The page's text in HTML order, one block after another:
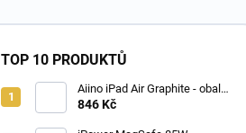
TOP 10 PRODUKTŮ
Aiino iPad Air Graphite - obal
pro iPad Air s držákem na pero
846 Kč